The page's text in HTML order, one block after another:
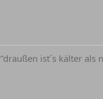
"draußen ist´s kälter als